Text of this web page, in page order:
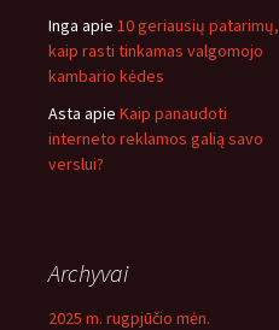
Inga apie 10 geriausių patarimų,
kaip rasti tinkamas valgomojo
kambario kėdes
Asta apie Kaip panaudoti
interneto reklamos galią savo
verslui?
Archyvai
2025 m. rugpjūčio mėn.